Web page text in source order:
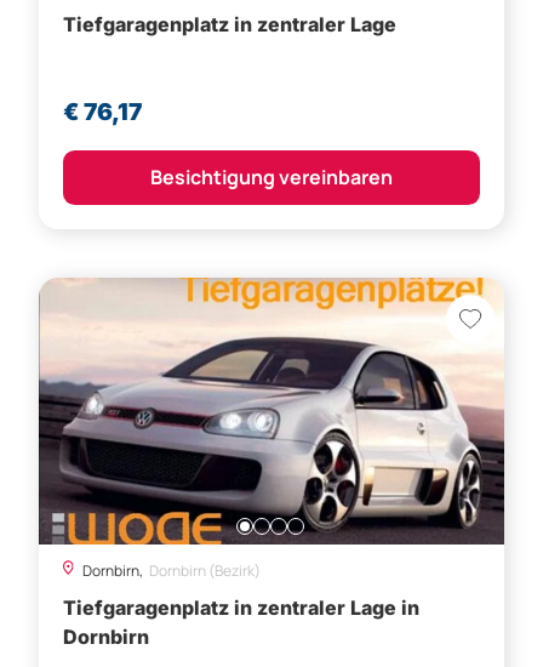
Tiefgaragenplatz in zentraler Lage
€ 76,17
Besichtigung vereinbaren
Dornbirn, Dornbirn (Bezirk)
Tiefgaragenplatz in zentraler Lage in
Dornbirn